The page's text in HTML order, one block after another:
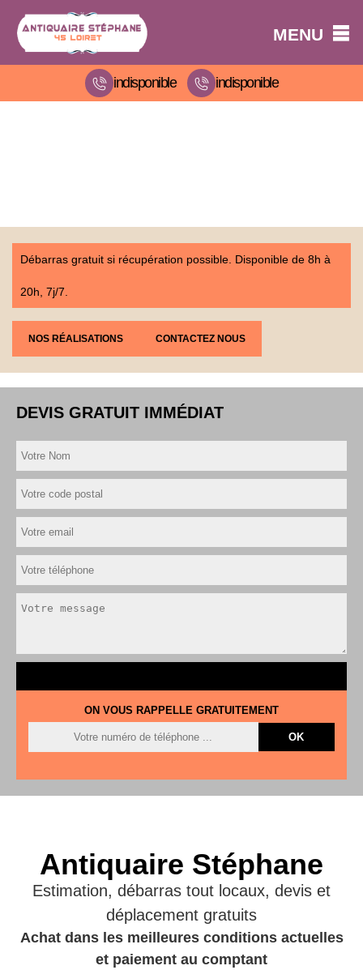
MENU
indisponible indisponible
Débarras gratuit si récupération possible. Disponible de 8h à
20h, 7j/7.
NOS RÉALISATIONS CONTACTEZ NOUS
DEVIS GRATUIT IMMÉDIAT
ON VOUS RAPPELLE GRATUITEMENT
Antiquaire Stéphane
Estimation, débarras tout locaux, devis et
déplacement gratuits
Achat dans les meilleures conditions actuelles
et paiement au comptant